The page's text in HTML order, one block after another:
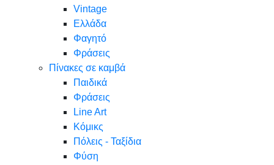
Vintage
Ελλάδα
Φαγητό
Φράσεις
Πίνακες σε καμβά
Παιδικά
Φράσεις
Line Art
Κόμικς
Πόλεις - Ταξίδια
Φύση